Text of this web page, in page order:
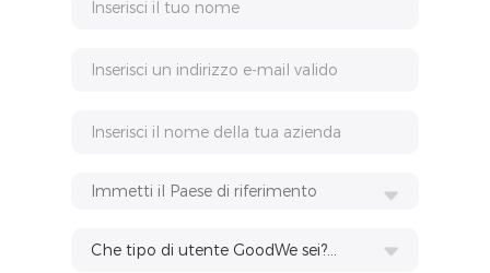
Che tipo di utente GoodWe sei?...